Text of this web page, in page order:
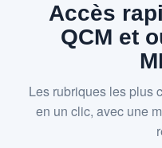
Accès
QCM et
Les rubriques les plus
en un clic, avec une